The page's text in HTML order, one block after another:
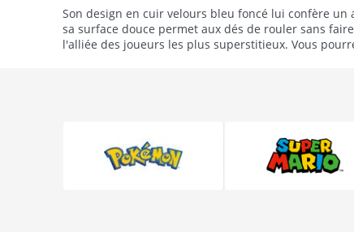
Son design en cuir velours bleu foncé lui confère
sa surface douce permet aux dés de rouler sans
l'alliée des joueurs les plus superstitieux. Vous